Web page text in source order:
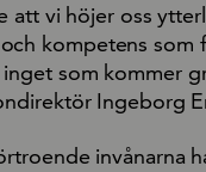
att vi höjer oss
kompetens som
som kommer
Ingeborg
invånarna